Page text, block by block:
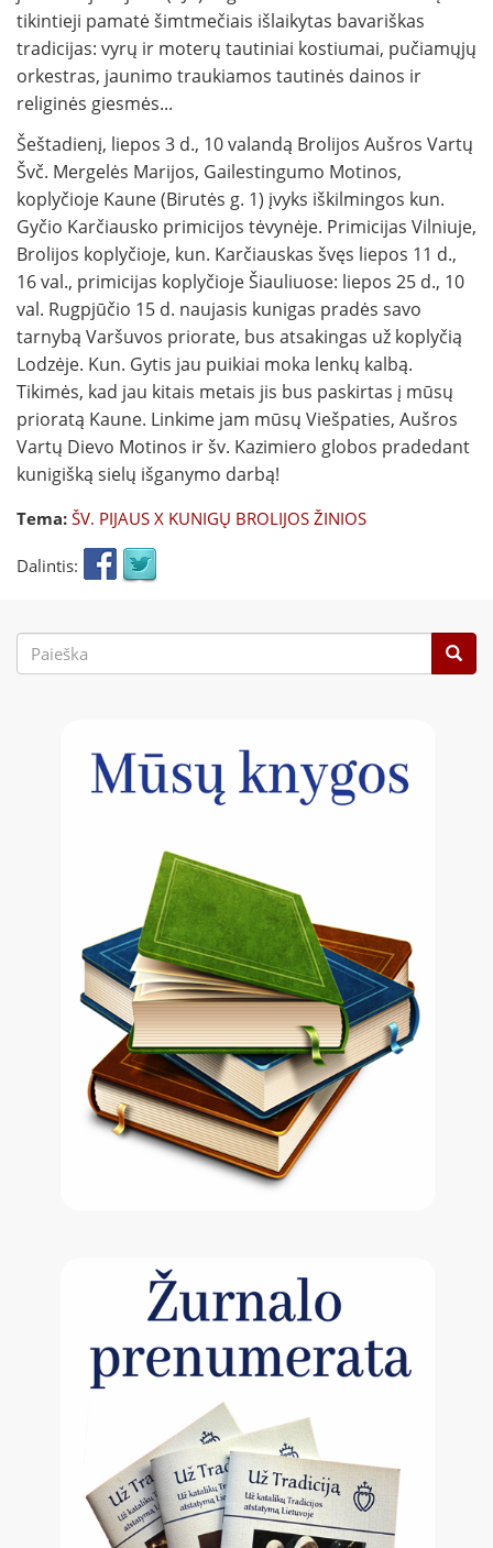
tikintieji pamatė šimtmečiais išlaikytas bavariškas
tradicijas: vyrų ir moterų tautiniai kostiumai, pučiamųjų
orkestras, jaunimo traukiamos tautinės dainos ir
religinės giesmės...
Šeštadienį, liepos 3 d., 10 valandą Brolijos Aušros Vartų
Švč. Mergelės Marijos, Gailestingumo Motinos,
koplyčioje Kaune (Birutės g. 1) įvyks iškilmingos kun.
Gyčio Karčiausko primicijos tėvynėje. Primicijas Vilniuje,
Brolijos koplyčioje, kun. Karčiauskas švęs liepos 11 d.,
16 val., primicijas koplyčioje Šiauliuose: liepos 25 d., 10
val. Rugpjūčio 15 d. naujasis kunigas pradės savo
tarnybą Varšuvos priorate, bus atsakingas už koplyčią
Lodzėje. Kun. Gytis jau puikiai moka lenkų kalbą.
Tikimės, kad jau kitais metais jis bus paskirtas į mūsų
prioratą Kaune. Linkime jam mūsų Viešpaties, Aušros
Vartų Dievo Motinos ir šv. Kazimiero globos pradedant
kunigišką sielų išganymo darbą!
Tema: ŠV. PIJAUS X KUNIGŲ BROLIJOS ŽINIOS
Dalintis:
Paieškos